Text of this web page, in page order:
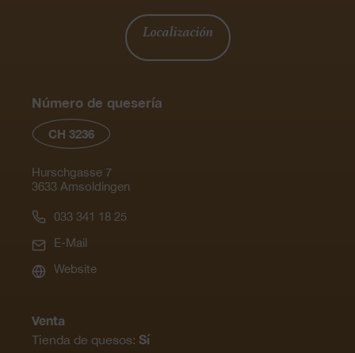
Localización
Número de quesería
CH 3236
Hurschgasse 7
3633 Amsoldingen
033 341 18 25
E-Mail
Website
Venta
Tienda de quesos: Sí